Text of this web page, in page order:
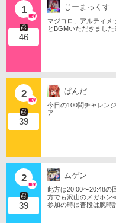
1
46
じーまっくす
マジコロ、アルティメ
とBGMいただきました
2
39
ぱんだ
今日の100問チャレン
ア
2
39
ムゲン
此方は20:00〜20:48の
方でも沢山のメガホン
参加の時は普段は腕時